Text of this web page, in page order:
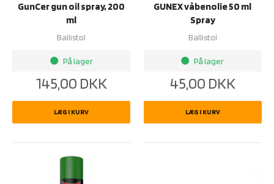
GunCer gun oil spray, 200
ml
Ballistol
brightness_1 På lager
145,00 DKK
LÆG I KURV
GUNEX våbenolie 50 ml
Spray
Ballistol
brightness_1 På lager
45,00 DKK
LÆG I KURV